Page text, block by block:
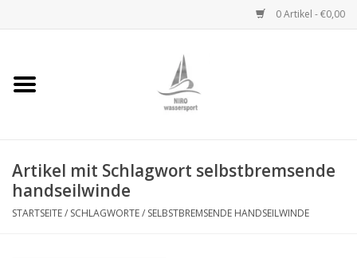
0 Artikel - €0,00
Startseite
Niro Ketten
Niro Drahtseile
Artikel mit Schlagwort selbstbremsende
handseilwinde
STARTSEITE/ SCHLAGWORTE/ SELBSTBREMSENDE HANDSEILWINDE